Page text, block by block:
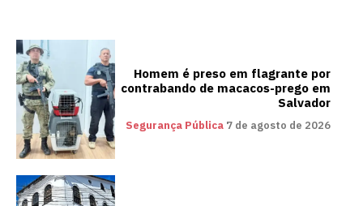
Homem é preso em flagrante por
contrabando de macacos-prego em
Salvador
Segurança Pública 7 de agosto de 2026